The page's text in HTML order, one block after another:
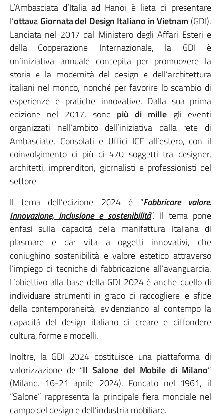
L’Ambasciata d’Italia ad Hanoi è lieta di presentare
l’ottava Giornata del Design Italiano in Vietnam (GDI).
Lanciata nel 2017 dal Ministero degli Affari Esteri e
della Cooperazione Internazionale, la GDI è
un’iniziativa annuale concepita per promuovere la
storia e la modernità del design e dell’architettura
italiani nel mondo, nonché per favorire lo scambio di
esperienze e pratiche innovative. Dalla sua prima
edizione nel 2017, sono più di mille gli eventi
organizzati nell’ambito dell’iniziativa dalla rete di
Ambasciate, Consolati e Uffici ICE all’estero, con il
coinvolgimento di più di 470 soggetti tra designer,
architetti, imprenditori, giornalisti e professionisti del
settore.
Il tema dell’edizione 2024 è “Fabbricare valore.
Innovazione, inclusione e sostenibilità”. Il tema pone
enfasi sulla capacità della manifattura italiana di
plasmare e dar vita a oggetti innovativi, che
coniughino sostenibilità e valore estetico attraverso
l’impiego di tecniche di fabbricazione all’avanguardia.
L’obiettivo alla base della GDI 2024 è anche quello di
individuare strumenti in grado di raccogliere le sfide
della contemporaneità, evidenziando al contempo la
capacità del design italiano di creare e diffondere
cultura, forme e modelli.
Inoltre, la GDI 2024 costituisce una piattaforma di
valorizzazione de “Il Salone del Mobile di Milano”
(Milano, 16-21 aprile 2024). Fondato nel 1961, il
“Salone” rappresenta la principale fiera mondiale nel
campo del design e dell’industria mobiliare.